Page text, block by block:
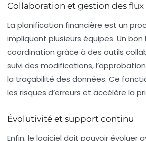
Collaboration et gestion des flux
La planification financière est un
impliquant plusieurs équipes. Un
coordination grâce à des outils
suivi des modifications,
la traçabilité des données. Ce
les risques d’erreurs et accélère la
Évolutivité et support continu
Enfin, le logiciel doit pouvoir évoluer